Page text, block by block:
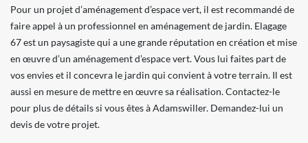
Pour un projet d’aménagement d’espace vert, il est recommandé de
faire appel à un professionnel en aménagement de jardin. Elagage
67 est un paysagiste qui a une grande réputation en création et mise
en œuvre d’un aménagement d’espace vert. Vous lui faites part de
vos envies et il concevra le jardin qui convient à votre terrain. Il est
aussi en mesure de mettre en œuvre sa réalisation. Contactez-le
pour plus de détails si vous êtes à Adamswiller. Demandez-lui un
devis de votre projet.